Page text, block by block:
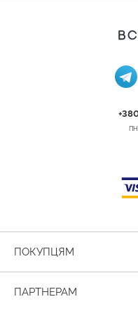
ПОКУПЦЯМ
ПАРТНЕРАМ